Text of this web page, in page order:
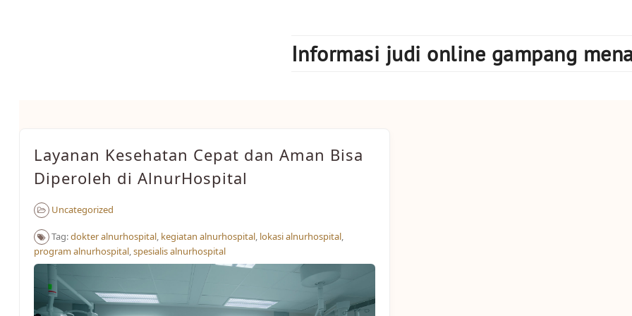
Informasi judi online gampang
Layanan Kesehatan Cepat dan Aman Bisa
Diperoleh di AlnurHospital
Uncategorized
Tag:dokter alnurhospital, kegiatan alnurhospital, lokasi alnurhospital,
program alnurhospital,spesialis alnurhospital